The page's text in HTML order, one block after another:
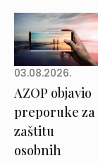
03.08.2026.
AZOP objavio
preporuke za
zaštitu
osobnih